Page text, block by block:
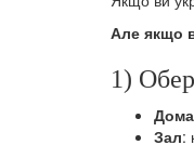
Але якщо
1)
Зал: